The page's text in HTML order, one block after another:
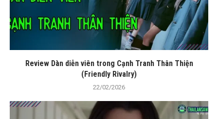
Review Dàn diễn viên trong Cạnh Tranh Thân Thiện
(Friendly Rivalry)
22/02/2026